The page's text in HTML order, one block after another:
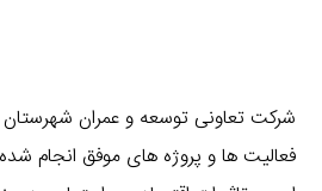
شرکت تعاونی توسعه و عمران
فعالیت ها و پروژه های موفق انجام